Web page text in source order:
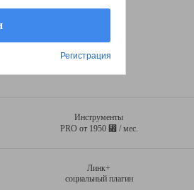
Инструменты
PRO от 1950 ⃏ / мес.
Линк+
социальный плагин
Регистрация